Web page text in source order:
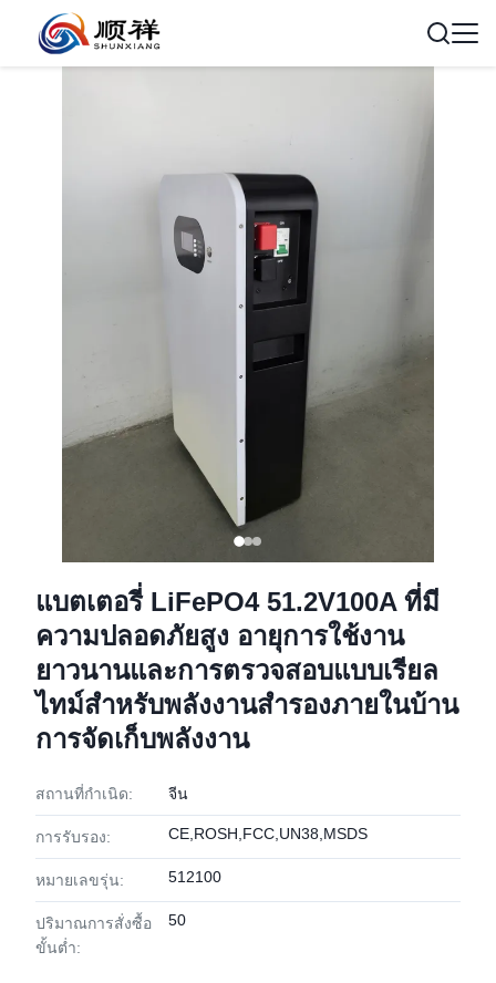
แบตเตอรี่ LiFePO4 51.2V100A ที่มี
ความปลอดภัยสูง อายุการใช้งาน
ยาวนานและการตรวจสอบแบบเรียล
ไทม์สำหรับพลังงานสำรองภายในบ้าน
การจัดเก็บพลังงาน
สถานที่กำเนิด: จีน
การรับรอง: CE,ROSH,FCC,UN38,MSDS
หมายเลขรุ่น: 512100
ปริมาณการสั่งซื้อ
ขั้นต่ำ:
50